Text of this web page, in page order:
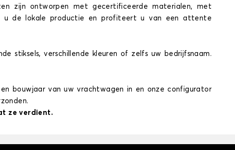
zijn ontworpen met gecertificeerde materialen, met
u de lokale productie en profiteert u van een attente
stiksels, verschillende kleuren of zelfs uw bedrijfsnaam.
bouwjaar van uw vrachtwagen in en onze configurator
ze verdient.